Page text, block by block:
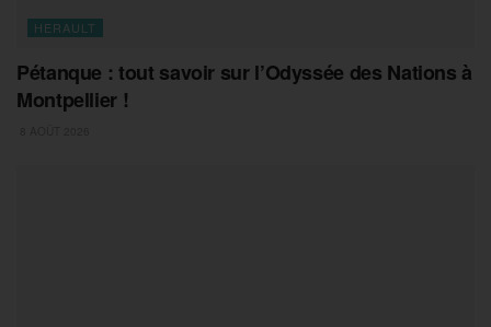
HERAULT
Pétanque : tout savoir sur l’Odyssée des Nations à
Montpellier !